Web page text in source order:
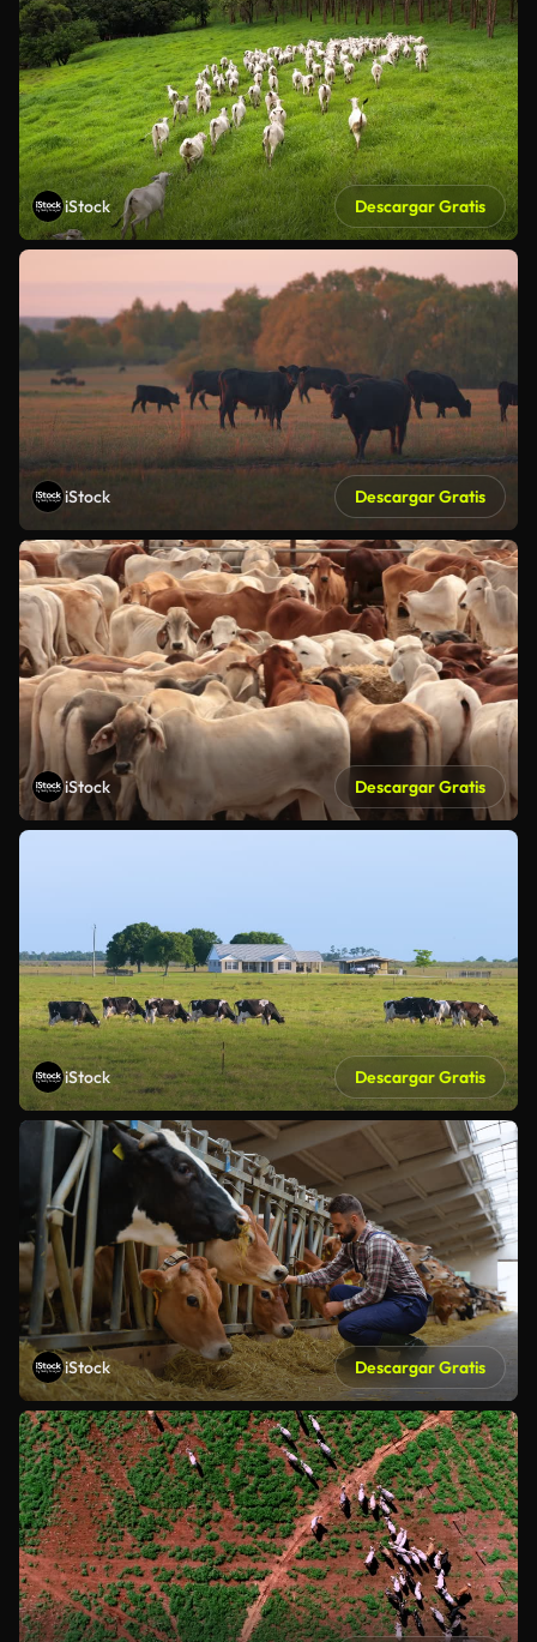
iStock Descargar Gratis
iStock Descargar Gratis
iStock Descargar Gratis
iStock Descargar Gratis
iStock Descargar Gratis